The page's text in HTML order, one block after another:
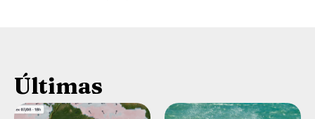
Últimas